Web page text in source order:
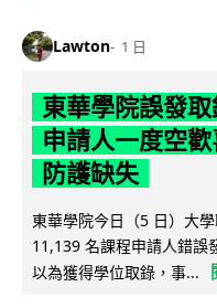
Lawton 1 日
東華學院誤發
申請人一度空
防護缺失
東華學院今日（5 日）大
11,139 名課程申請人錯誤
以為獲得學位取錄，事...